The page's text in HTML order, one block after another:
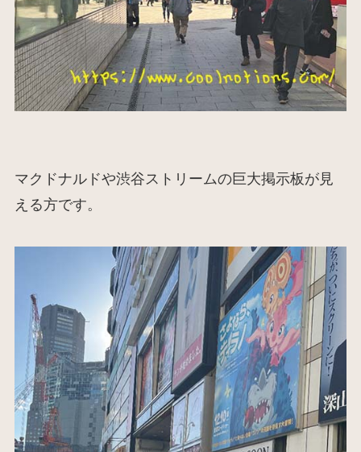
マクドナルドや渋谷ストリームの巨大掲示板が見
える方です。